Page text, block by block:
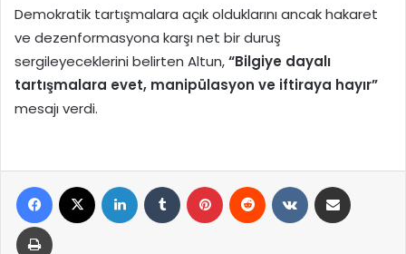
Demokratik tartışmalara açık olduklarını ancak hakaret
ve dezenformasyona karşı net bir duruş
sergileyeceklerini belirten Altun,“Bilgiye dayalı
tartışmalara evet, manipülasyon ve iftiraya hayır”
mesajı verdi.
Facebook LinkedIn Tumblr Pinterest Reddit VKontakte
Yazdır